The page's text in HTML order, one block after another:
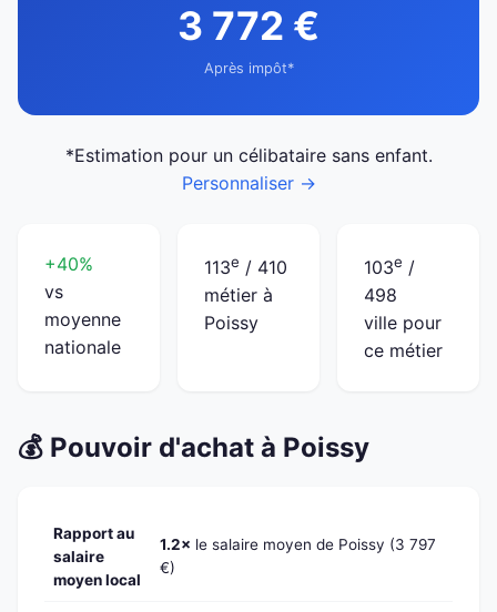
3 772 €
Après impôt*
*Estimation pour un célibataire sans enfant.
Personnaliser →
+40%
vs
moyenne
nationale
113e / 410
métier à
Poissy
103e /
498
ville pour
ce métier
💰 Pouvoir d'achat à Poissy
Rapport au
salaire
moyen local
1.2× le salaire moyen de Poissy (3 797
€)